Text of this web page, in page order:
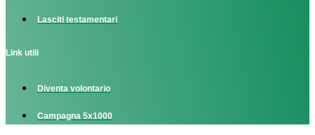
Lasciti testamentari
Link utili
Diventa volontario
Campagna 5x1000